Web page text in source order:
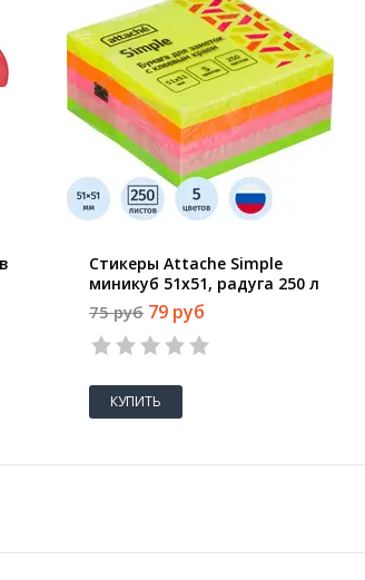
Стикеры Attache Simple
миникуб 51х51, радуга 250 л
75 руб 79 руб
КУПИТЬ